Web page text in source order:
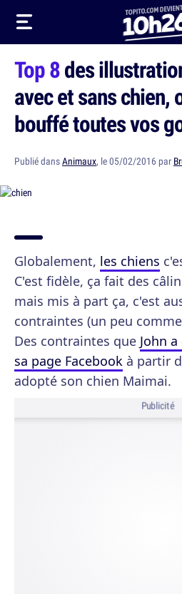
Top 8des
avec et sans chien,
bouffé toutes vos
Publié dansAnimaux, le 05/02/2016 par
Globalement, les chiens
C'est fidèle, ça fait des
mais mis à part ça, c'est
contraintes (un peu
Des contraintes que John
sa page Facebook à partir
adopté son chien Maimai.
Publicité